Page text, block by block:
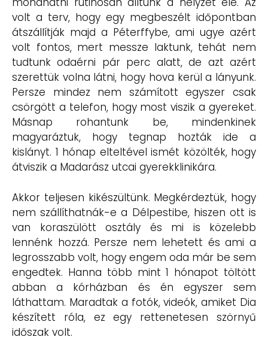
volt a terv, hogy egy megbeszélt időpontban
átszállítják majd a Péterffybe, ami ugye azért
volt fontos, mert messze laktunk, tehát nem
tudtunk odaérni pár perc alatt, de azt azért
szerettük volna látni, hogy hova kerül a lányunk.
Persze mindez nem számított egyszer csak
csörgött a telefon, hogy most viszik a gyereket.
Másnap rohantunk be, mindenkinek
magyaráztuk, hogy tegnap hozták ide a
kislányt. 1 hónap elteltével ismét közölték, hogy
átviszik a Madarász utcai gyerekklinikára.
Akkor teljesen kikészültünk. Megkérdeztük, hogy
nem szállíthatnák-e a Délpestibe, hiszen ott is
van koraszülött osztály és mi is közelebb
lennénk hozzá. Persze nem lehetett és ami a
legrosszabb volt, hogy engem oda már be sem
engedtek. Hanna több mint 1 hónapot töltött
abban a kórházban és én egyszer sem
láthattam. Maradtak a fotók, videók, amiket Dia
készített róla, ez egy rettenetesen szörnyű
időszak volt.